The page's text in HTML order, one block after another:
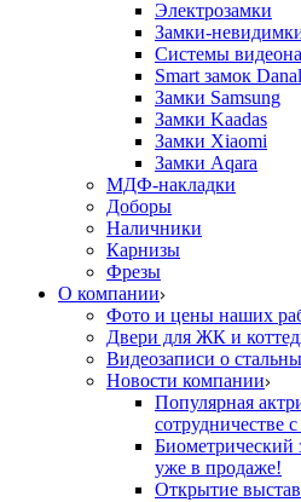
Электрозамки
Замки-
Системы
Smart замок
Замки Samsung
Замки Kaadas
Замки Xiaomi
Замки Aqara
МДФ-накладки
Доборы
Наличники
Карнизы
Фрезы
О компании
Фото и цены наших
Двери для ЖК и
Видеозаписи о
Новости компании
Популярная
сотрудничестве
Биометрический
уже в продаже!
Открытие